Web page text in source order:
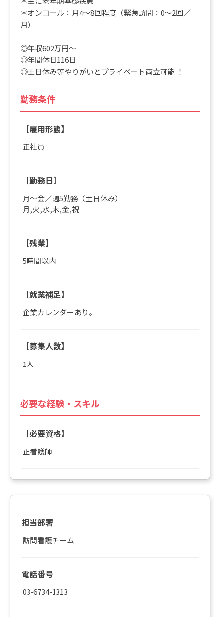
＊オンコール：月4～8回程度（緊急訪問：0～2回／
月）
◎年収602万円～
◎年間休日116日
◎土日休み等やりがいとプライベート両立可能 ！
勤務条件
【雇用形態】
正社員
【勤務日】
月～金／週5勤務（土日休み）
月,火,水,木,金,祝
【残業】
5時間以内
【就業補足】
企業カレンダーあり。
【募集人数】
1人
必要な経験・スキル
【必要資格】
正看護師
担当部署
訪問看護チーム
電話番号
03-6734-1313